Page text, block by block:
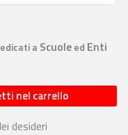
a Scuoleed Enti
nel carrello
desideri